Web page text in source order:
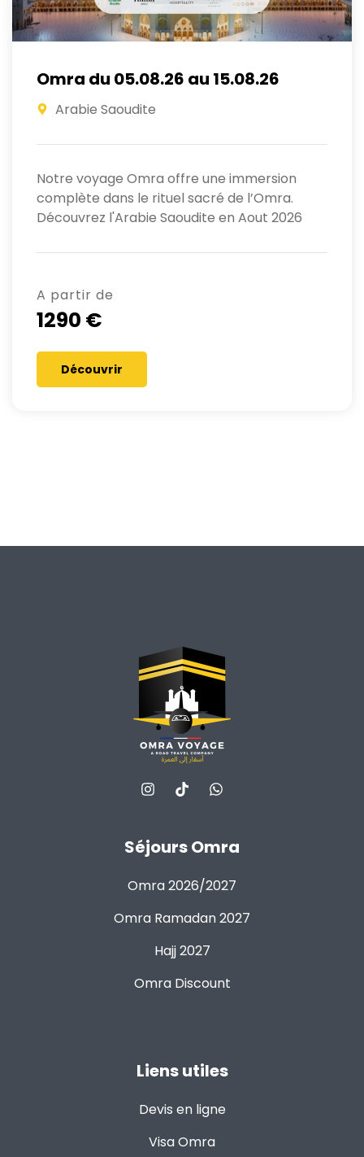
Omra du 05.08.26 au 15.08.26
Arabie Saoudite
Notre voyage Omra offre une immersion
complète dans le rituel sacré de l’Omra.
Découvrez l'Arabie Saoudite en Aout 2026
A partir de
1290 €
Découvrir
Séjours Omra
Omra 2026/2027
Omra Ramadan 2027
Hajj 2027
Omra Discount
Liens utiles
Devis en ligne
Visa Omra